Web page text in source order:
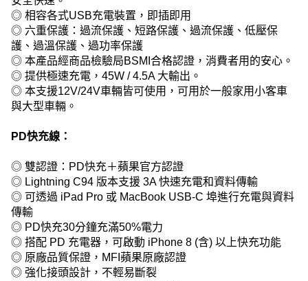
◎ 相容各式USB充電裝置，即插即用
◎ 六重保護：過流保護、短路保護、過流保護、低壓保
護、過溫保護、過功率保護
◎ 本產品經商品檢驗局BSMI合格認證，消費者用的安心。
◎ 提供極速充電，45W / 4.5A 大輸出。
◎ 本支援12V/24V車輛皆可使用，可用於一般家用小客車
與大型車輛。
PD快充線：
◎ 雙認證：PD快充＋蘋果官方認證
◎ Lightning C94 版本支援 3A 快速充電和資料傳輸
◎ 可透過 iPad Pro 或 MacBook USB-C 埠進行充電與資料
傳輸
◎ PD快充30分鐘充滿50%電力
◎ 搭配 PD 充電器，可啟動 iPhone 8 (含) 以上快充功能
◎ 原廠品質保證，MFI蘋果原廠認證
◎ 強化接頭設計，不輕易斷裂